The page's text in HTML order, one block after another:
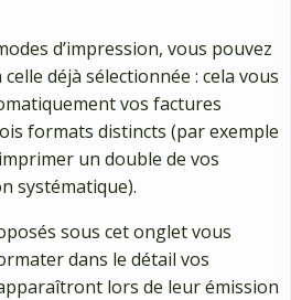
d’impression, vous pouvez
celle déjà sélectionnée : cela vous
vos factures
formats distincts (par exemple
un double de vos
systématique).
sous cet onglet vous
dans le détail vos
lors de leur émission